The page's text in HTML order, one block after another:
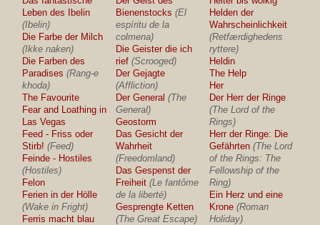
Leben des Ibelin
(Ibelin)
Die Farbe der Milch
(Ikke naken)
Die Farben des
Paradises (Rang-e
khoda)
The Favourite
Fear and Loathing in
Las Vegas
Feed - Friss oder
Stirb! (Feed)
Feinde - Hostiles
(Hostiles)
Felon
Ferien in der Hölle
(Wake in Fright)
Ferris macht blau
Bienenstocks (El
espíritu de la
colmena)
Die Geister die ich
rief (Scrooged)
Der Gejagte
(Affliction)
Der General (The
General)
Geostorm
Das Gesicht der
Wahrheit
(Freedomland)
Das Gespenst der
Freiheit (Le fantôme
de la liberté)
Gesprengte Ketten
(The Great Escape)
Helden der
Wahrscheinlichkeit
(Retfærdighedens
ryttere)
Heldin
The Help
Her
Der Herr der Ringe
(The Lord of the
Rings)
Herr der Ringe: Die
Gefährten (The Lord
of the Rings: The
Fellowship of the
Ring)
Ein Herz und eine
Krone (Roman
Holiday)